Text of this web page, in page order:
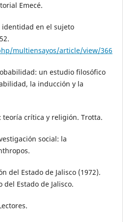
Emecé.
identidad en el sujeto
multiensayos/article/view/366
un estudio filosófico
la inducción y la
teoría crítica y religión. Trotta.
social: la
del Estado de Jalisco (1972).
Estado de Jalisco.